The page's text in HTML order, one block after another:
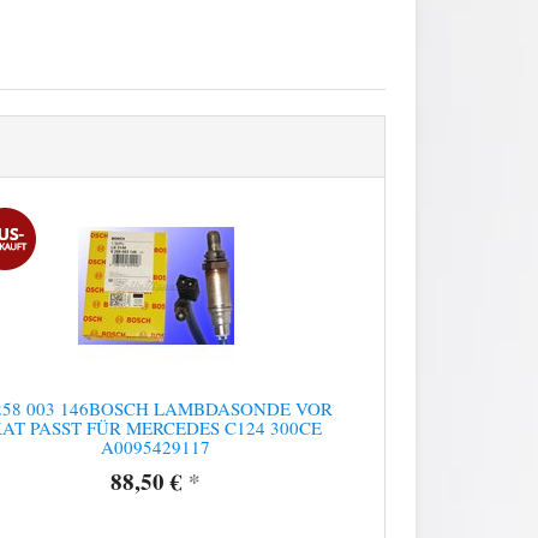
003 146BOSCH LAMBDASONDE VOR
PASST FÜR MERCEDES C124 300CE
A0095429117
88,50 € *